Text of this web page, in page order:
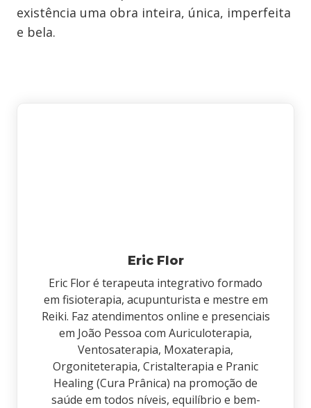
existência uma obra inteira, única, imperfeita
e bela.
Eric Flor
Eric Flor é terapeuta integrativo formado
em fisioterapia, acupunturista e mestre em
Reiki. Faz atendimentos online e presenciais
em João Pessoa com Auriculoterapia,
Ventosaterapia, Moxaterapia,
Orgoniteterapia, Cristalterapia e Pranic
Healing (Cura Prânica) na promoção de
saúde em todos níveis, equilíbrio e bem-